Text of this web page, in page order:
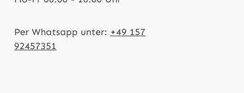
Per Whatsapp unter: +49 157
92457351